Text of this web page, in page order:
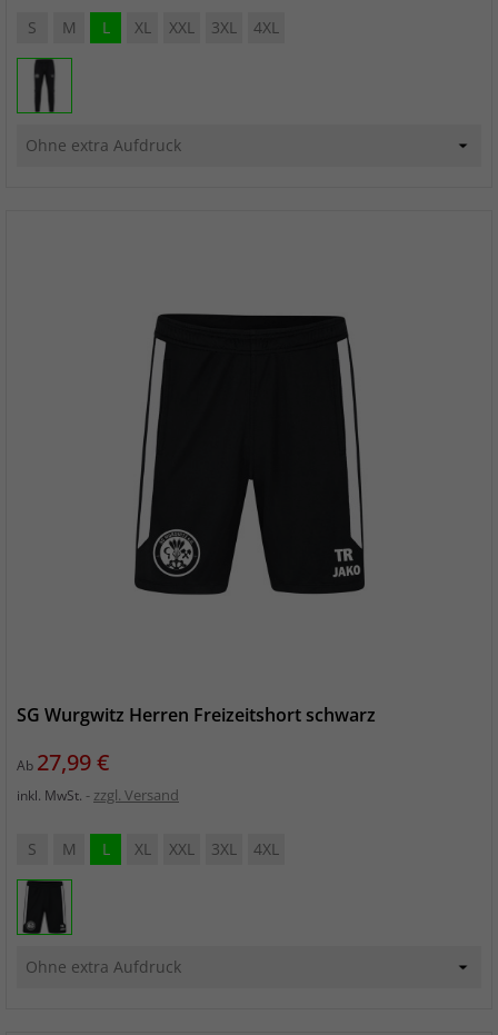
S M L XL XXL 3XL 4XL
SG Wurgwitz Herren Freizeitshort schwarz
Ab Preis
27,99 €
inkl. MwSt. zzgl. Versand
S M L XL XXL 3XL 4XL